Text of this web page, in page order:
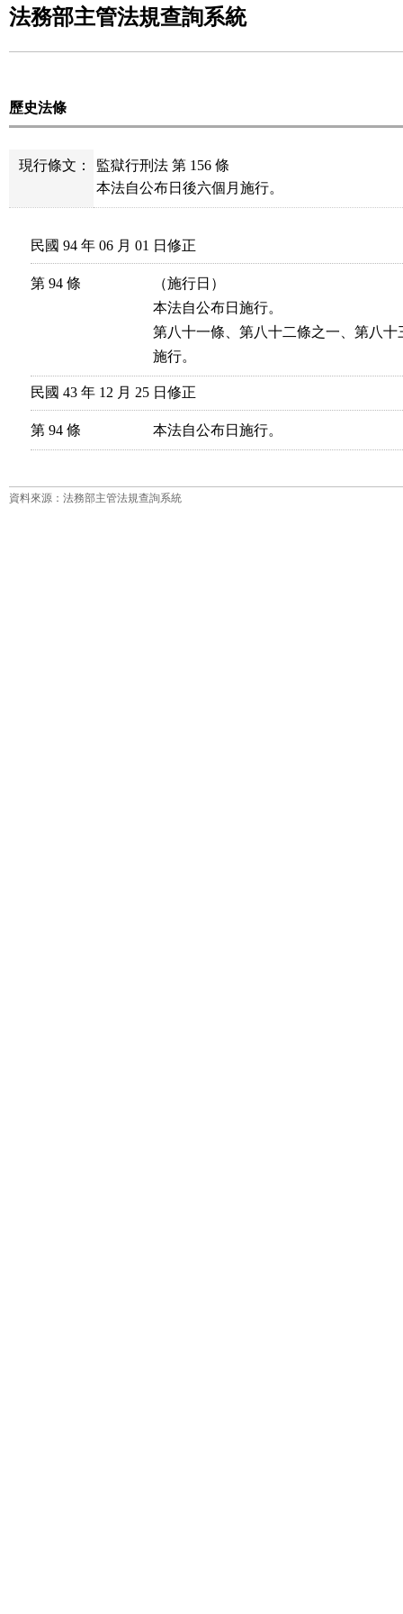
法務部主管法規查詢系統
歷史法條
現行條文：
監獄行刑法 第 156 條
本法自公布日後六個月施行。
民國 94 年 06 月 01 日修正
第 94 條
（施行日）
本法自公布日施行。
第八十一條、第八十二條之一、第八
施行。
民國 43 年 12 月 25 日修正
第 94 條
資料來源：法務部主管法規查詢系統